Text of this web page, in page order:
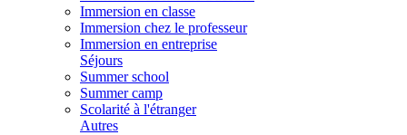
Immersion en classe
Immersion chez le professeur
Immersion en entreprise
Séjours
Summer school
Summer camp
Scolarité à l'étranger
Autres